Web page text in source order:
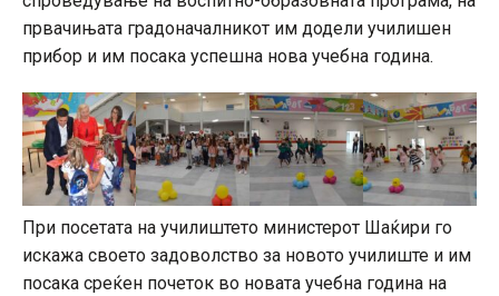
првачињата градоначалникот им додели училишен
прибор и им посака успешна нова учебна година.
При посетата на училиштето министерот Шаќири го
искажа своето задоволство за новото училиште и им
посака среќен почеток во новата учебна година на